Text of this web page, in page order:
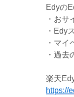
Edyの
・お
・Edy
・マ
・過去
楽天
https://